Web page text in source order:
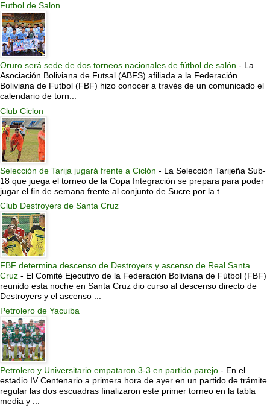
Futbol de Salon
Oruro será sede de dos torneos nacionales de fútbol de salón - La
Asociación Boliviana de Futsal (ABFS) afiliada a la Federación
Boliviana de Futbol (FBF) hizo conocer a través de un comunicado el
calendario de torn...
Club Ciclon
Selección de Tarija jugará frente a Ciclón - La Selección Tarijeña Sub-
18 que juega el torneo de la Copa Integración se prepara para poder
jugar el fin de semana frente al conjunto de Sucre por la t...
Club Destroyers de Santa Cruz
FBF determina descenso de Destroyers y ascenso de Real Santa
Cruz - El Comité Ejecutivo de la Federación Boliviana de Fútbol (FBF)
reunido esta noche en Santa Cruz dio curso al descenso directo de
Destroyers y el ascenso ...
Petrolero de Yacuiba
Petrolero y Universitario empataron 3-3 en partido parejo - En el
estadio IV Centenario a primera hora de ayer en un partido de trámite
regular las dos escuadras finalizaron este primer torneo en la tabla
media y ...